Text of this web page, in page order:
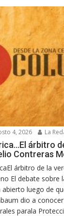
4, 2026 La
árbitro
Contreras
árbitro de la
El debate sobre
abierto luego de
dio a
parala